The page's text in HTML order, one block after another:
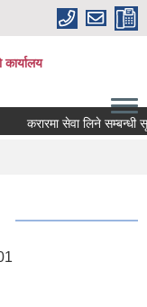
कार्यालय
करारमा सेवा लिने सम्बन्धी